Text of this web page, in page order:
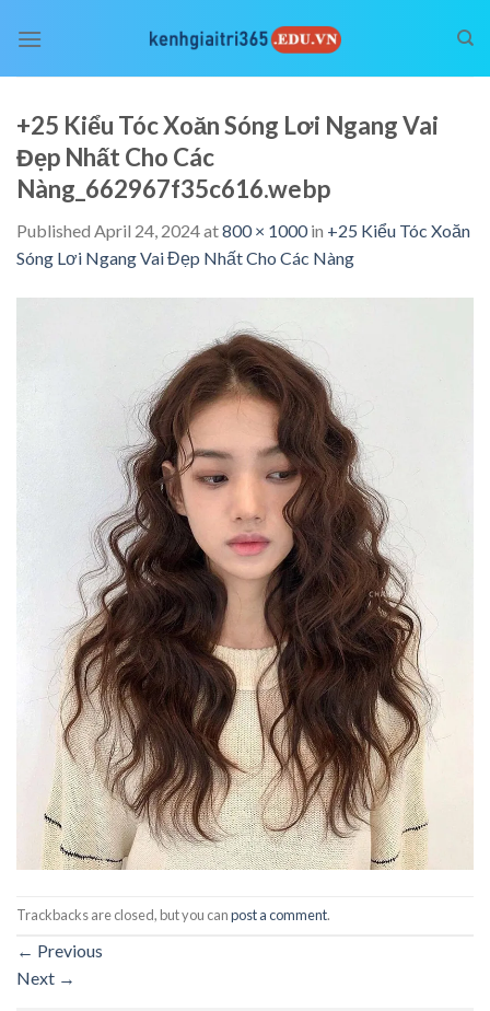
+25 Kiểu Tóc Xoăn Sóng Lơi Ngang Vai
Đẹp Nhất Cho Các
Nàng_662967f35c616.webp
Published April 24, 2024at800 × 1000in +25 Kiểu Tóc Xoăn
Sóng Lơi Ngang Vai Đẹp Nhất Cho Các Nàng
Trackbacks are closed, but you canpost a comment.
← Previous
Next →